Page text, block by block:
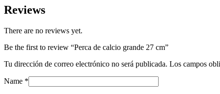
quantity
Reviews
There are no reviews yet.
Be the first to review “Perca de calcio grande 27 cm”
Tu dirección de correo electrónico no será publicada. Los campos
Name *